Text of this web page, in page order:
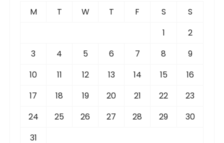
M T W T F S
S
1
2
3
4 5 6 7 8
9
10
11 12 13 14 15
16
17
18 19 20 21 22
23
24
25 26 27 28 29
30
31